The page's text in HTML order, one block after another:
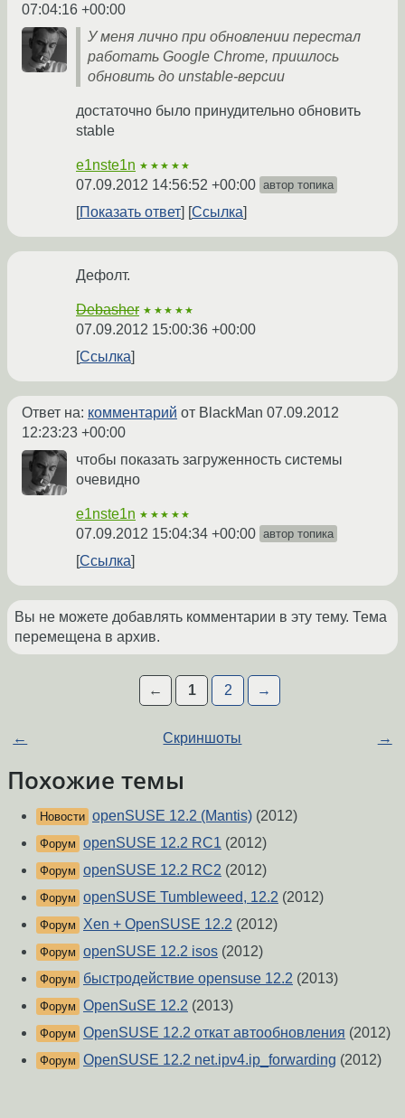
07:04:16 +00:00
У меня лично при обновлении перестал
работать Google Chrome, пришлось
обновить до unstable-версии
достаточно было принудительно обновить
stable
e1nste1n ★★★★★
07.09.2012 14:56:52 +00:00 автор топика
Показать ответ Ссылка
Дефолт.
Debasher ★★★★★
07.09.2012 15:00:36 +00:00
Ссылка
Ответ на: комментарий от BlackMan 07.09.2012
12:23:23 +00:00
чтобы показать загруженность системы
очевидно
e1nste1n ★★★★★
07.09.2012 15:04:34 +00:00 автор топика
Ссылка
Вы не можете добавлять комментарии в эту тему. Тема
перемещена в архив.
← 1 2 →
← Скриншоты →
Похожие темы
Новости openSUSE 12.2 (Mantis) (2012)
Форум openSUSE 12.2 RC1 (2012)
Форум openSUSE 12.2 RC2 (2012)
Форум openSUSE Tumbleweed, 12.2 (2012)
Форум Xen + OpenSUSE 12.2 (2012)
Форум openSUSE 12.2 isos (2012)
Форум быстродействие opensuse 12.2 (2013)
Форум OpenSuSE 12.2 (2013)
Форум OpenSUSE 12.2 откат автообновления (2012)
Форум OpenSUSE 12.2 net.ipv4.ip_forwarding (2012)